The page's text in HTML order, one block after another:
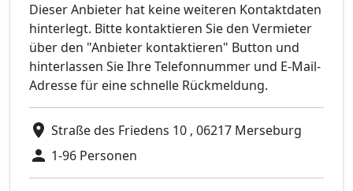
Dieser Anbieter hat keine weiteren Kontaktdaten
hinterlegt. Bitte kontaktieren Sie den Vermieter
über den "Anbieter kontaktieren" Button und
hinterlassen Sie Ihre Telefonnummer und E-Mail-
Adresse für eine schnelle Rückmeldung.
Straße des Friedens 10 , 06217 Merseburg
1-96 Personen